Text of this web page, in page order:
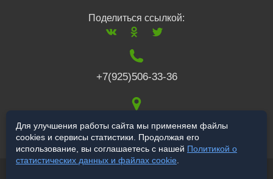
Поделиться ссылкой:
+7(925)506-33-36
117519,г. Москва,
Варшавское ш., 132
Для улучшения работы сайта мы применяем файлы
cookies и сервисы статистики. Продолжая его
использование, вы соглашаетесь с нашей Политикой о
статистических данных и файлах cookie